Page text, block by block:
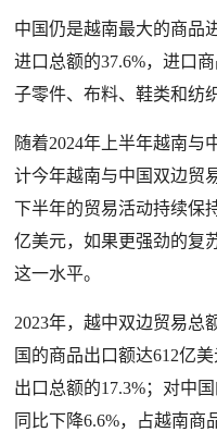
中国仍是越南最大的商品
进口总额的37.6%，进口
子零件、布料、鞋类和纺
随着2024年上半年越南与
计今年越南与中国双边贸
下半年的贸易活动持续保
亿美元，如果更强劲的复
这一水平。
2023年，越中双边贸易总
国的商品出口额达612亿
出口总额的17.3%；对中
同比下降6.6%，占越南商